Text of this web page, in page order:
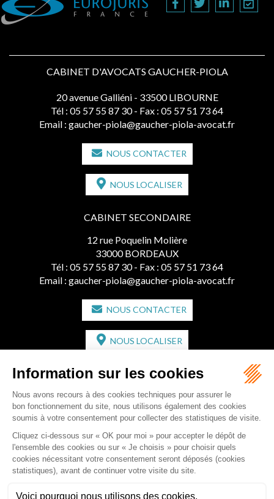
CABINET D'AVOCATS GAUCHER-PIOLA
20 avenue Galliéni - 33500 LIBOURNE
Tél : 05 57 55 87 30 - Fax : 05 57 51 73 64
Email : gaucher-piola@gaucher-piola-avocat.fr
NOUS CONTACTER
NOUS LOCALISER
CABINET SECONDAIRE
12 rue Poquelin Molière
33000 BORDEAUX
Tél : 05 57 55 87 30 - Fax : 05 57 51 73 64
Email : gaucher-piola@gaucher-piola-avocat.fr
NOUS CONTACTER
NOUS LOCALISER
CABINET SECONDAIRE
2 bis Avenue de l'Europe
33350 ST MAGNE-DE-CASTILLON
Tél :05 57 55 87 30 - Fax : 05 57 51 73 64
Email :gaucher-piola@gaucher-piola-avocat.fr
NOUS CONTACTER
NOUS LOCALISER